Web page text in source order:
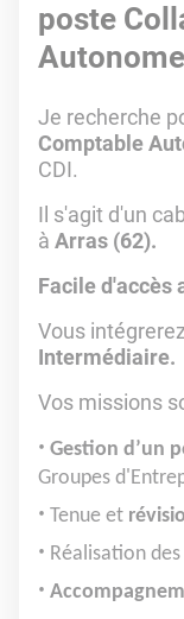
poste
Je recherche
Comptable
CDI.
Il s'agit d'un
à Arras (62).
Facile d'accès
Vous
Intermédiaire.
Vos missions
Gestion d’un
Groupes
Tenue et
Réalisation des